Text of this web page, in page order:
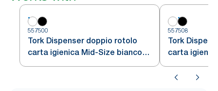
557500
Tork Dispenser doppio rotolo
carta igienica Mid-Size bianco
T6
557508
Tork
carta